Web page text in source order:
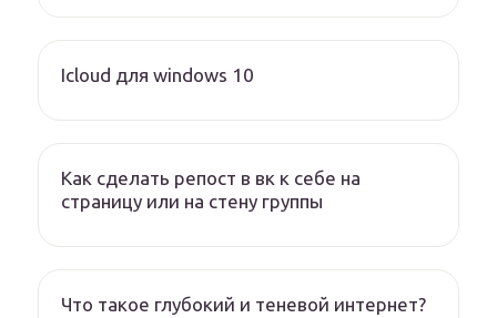
Icloud для windows 10
Как сделать репост в вк к себе на
страницу или на стену группы
Что такое глубокий и теневой интернет?